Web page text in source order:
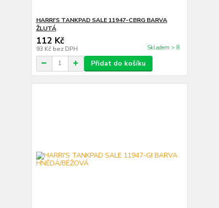
HARRI'S TANKPAD SALE 11947-CBRG BARVA
ŽLUTÁ
112 Kč
93 Kč bez DPH Skladem > 8
Přidat do košíku